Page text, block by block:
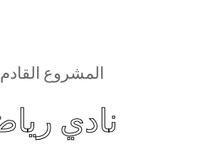
المشروع القادم
نادي